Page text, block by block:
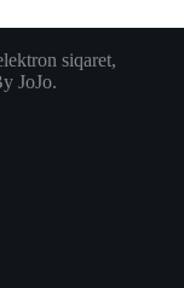
siqaret,
JoJo.